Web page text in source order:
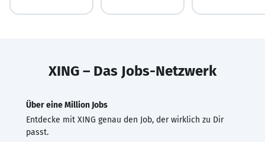
XING – Das Jobs-Netzwerk
Über eine Million Jobs
Entdecke mit XING genau den Job, der wirklich zu Dir
passt.